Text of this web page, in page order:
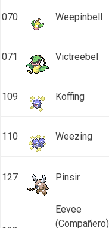
070 Weepinbell
071 Victreebel
109 Koffing
110 Weezing
127 Pinsir
Eevee
(Compañero)